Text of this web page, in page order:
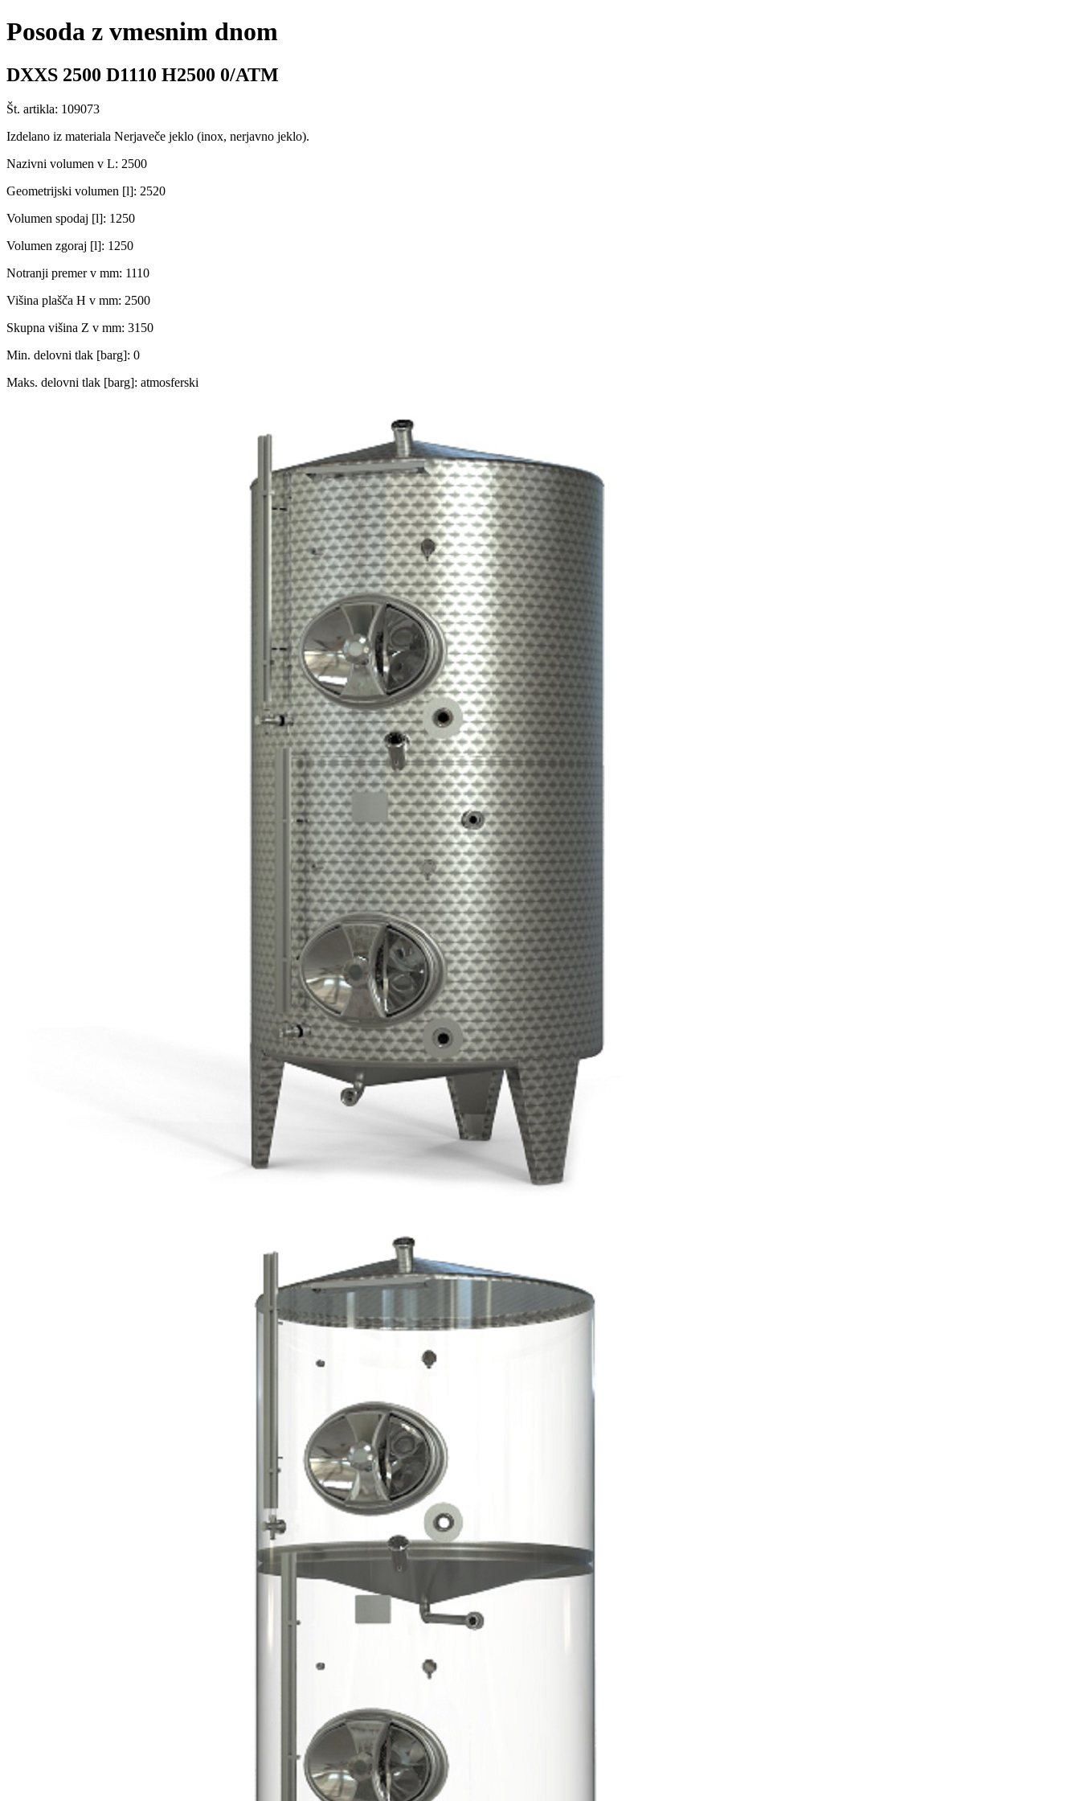
Posoda z vmesnim dnom
DXXS 2500 D1110 H2500 0/ATM
Št. artikla: 109073
Izdelano iz materiala Nerjaveče jeklo (inox, nerjavno jeklo).
Nazivni volumen v L: 2500
Geometrijski volumen [l]: 2520
Volumen spodaj [l]: 1250
Volumen zgoraj [l]: 1250
Notranji premer v mm: 1110
Višina plašča H v mm: 2500
Skupna višina Z v mm: 3150
Min. delovni tlak [barg]: 0
Maks. delovni tlak [barg]: atmosferski